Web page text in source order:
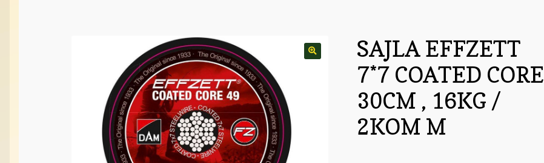
SAJLA EFFZETT
7*7 COATED CORE
30CM , 16KG /
2KOM M